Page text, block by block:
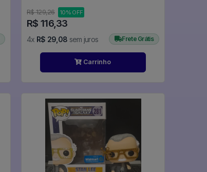
R$ 129,26 10% OFF
R$ 116,33
4x R$ 29,08 sem juros Frete Grátis
Carrinho